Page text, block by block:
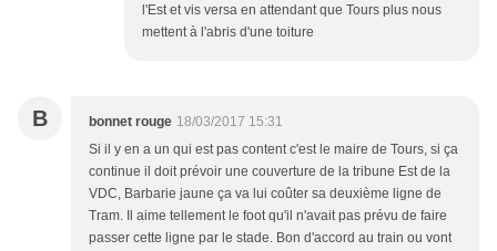
l'Est et vis versa en attendant que Tours plus nous
mettent à l'abris d'une toiture
B bonnet rouge 18/03/2017 15:31
Si il y en a un qui est pas content c'est le maire de Tours, si ça
continue il doit prévoir une couverture de la tribune Est de la
VDC, Barbarie jaune ça va lui coûter sa deuxième ligne de
Tram. Il aime tellement le foot qu'il n'avait pas prévu de faire
passer cette ligne par le stade. Bon d'accord au train ou vont